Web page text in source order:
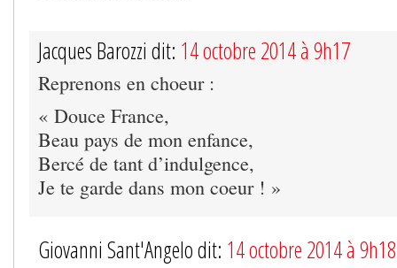
Jacques Barozzi dit: 14 octobre 2014 à 9h17
Reprenons en choeur :
« Douce France,
Beau pays de mon enfance,
Bercé de tant d’indulgence,
Je te garde dans mon coeur ! »
Giovanni Sant'Angelo dit: 14 octobre 2014 à 9h18